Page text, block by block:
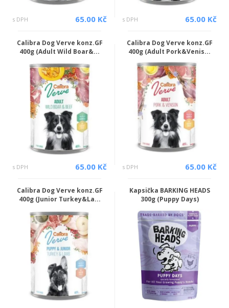
s DPH 65.00 Kč s DPH 65.00 Kč
Calibra Dog Verve konz.GF
400g (Adult Wild Boar&...
s DPH 65.00 Kč
Calibra Dog Verve konz.GF
400g (Adult Pork&Venis...
s DPH 65.00 Kč
Calibra Dog Verve konz.GF
400g (Junior Turkey&La...
Kapsička BARKING HEADS
300g (Puppy Days)